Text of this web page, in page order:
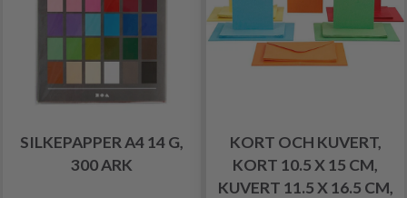
SILKEPAPPER A4 14 G,
300 ARK
KORT OCH KUVERT,
KORT 10.5 X 15 CM,
KUVERT 11.5 X 16.5 CM,